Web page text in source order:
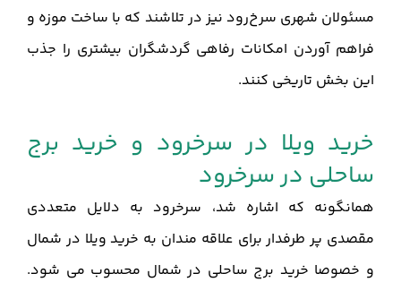
مسئولان شهری سرخ‌رود نیز در تلاشند که با ساخت موزه و
فراهم آوردن امکانات رفاهی گردشگران بیشتری را جذب
این بخش تاریخی کنند.
خرید ویلا در سرخرود و خرید برج
ساحلی در سرخرود
همانگونه که اشاره شد، سرخرود به دلایل متعددی
مقصدی پر طرفدار برای علاقه مندان به خرید ویلا در شمال
و خصوصا خرید برج ساحلی در شمال محسوب می شود.